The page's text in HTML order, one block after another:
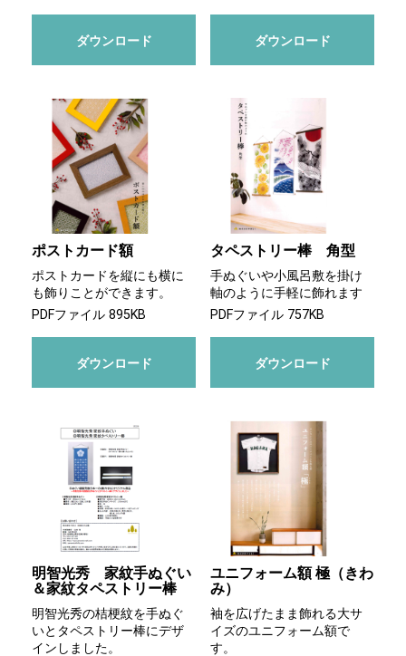
ダウンロード ダウンロード
ポストカード額
ポストカードを縦にも横に
も飾りことができます。
PDFファイル 895KB
ダウンロード
タペストリー棒 角型
手ぬぐいや小風呂敷を掛け
軸のように手軽に飾れます
PDFファイル 757KB
ダウンロード
明智光秀 家紋手ぬぐい
＆家紋タペストリー棒
明智光秀の桔梗紋を手ぬぐ
いとタペストリー棒にデザ
インしました。
ユニフォーム額 極（きわ
み）
袖を広げたまま飾れる大サ
イズのユニフォーム額で
す。